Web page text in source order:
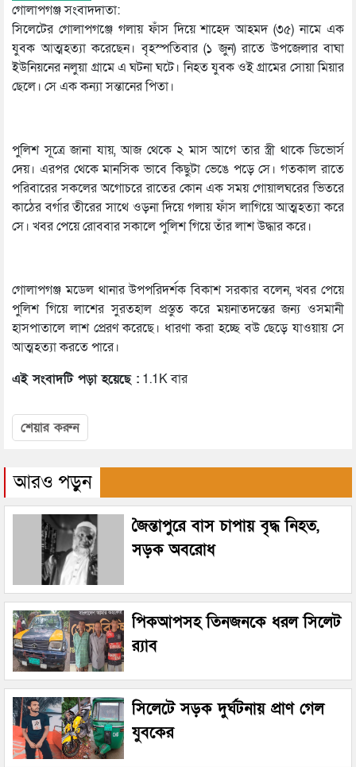
গোলাপগঞ্জ সংবাদদাতা:
সিলেটের গোলাপগঞ্জে গলায় ফাঁস দিয়ে শাহেদ আহমদ (৩৫) নামে এক
যুবক আত্মহত্যা করেছেন। বৃহস্পতিবার (১ জুন) রাতে উপজেলার বাঘা
ইউনিয়নের নলুয়া গ্রামে এ ঘটনা ঘটে। নিহত যুবক ওই গ্রামের সোয়া মিয়ার
ছেলে। সে এক কন্যা সন্তানের পিতা।
পুলিশ সূত্রে জানা যায়, আজ থেকে ২ মাস আগে তার স্ত্রী থাকে ডিভোর্স
দেয়। এরপর থেকে মানসিক ভাবে কিছুটা ভেঙে পড়ে সে। গতকাল রাতে
পরিবারের সকলের অগোচরে রাতের কোন এক সময় গোয়ালঘরের ভিতরে
কাঠের বর্গার তীরের সাথে ওড়না দিয়ে গলায় ফাঁস লাগিয়ে আত্মহত্যা করে
সে। খবর পেয়ে রোববার সকালে পুলিশ গিয়ে তাঁর লাশ উদ্ধার করে।
গোলাপগঞ্জ মডেল থানার উপপরিদর্শক বিকাশ সরকার বলেন, খবর পেয়ে
পুলিশ গিয়ে লাশের সুরতহাল প্রস্তুত করে ময়নাতদন্তের জন্য ওসমানী
হাসপাতালে লাশ প্রেরণ করেছে। ধারণা করা হচ্ছে বউ ছেড়ে যাওয়ায় সে
আত্মহত্যা করতে পারে।
এই সংবাদটি পড়া হয়েছে : 1.1K বার
শেয়ার করুন
আরও পড়ুন
জৈন্তাপুরে বাস চাপায় বৃদ্ধ নিহত,
সড়ক অবরোধ
পিকআপসহ তিনজনকে ধরল সিলেট
র‌্যাব
সিলেটে সড়ক দুর্ঘটনায় প্রাণ গেল
যুবকের